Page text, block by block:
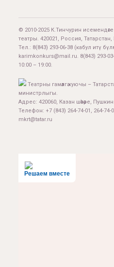
© 2010-2025 К.Тинчурин исемендәге
театры. 420021, Россия, Татарстан,
Тел.: 8(843) 293-06-38 (кабул итү
karimkonkurs@mail.ru. 8(843) 293-
10:00 – 19:00.
Театрны гамәлгә куючы –
министрлыгы.
Адрес: 420060, Казан шәһәре,
Телефон: +7 (843) 264-74-01, 264-74-
mkrt@tatar.ru
Решаем вместе